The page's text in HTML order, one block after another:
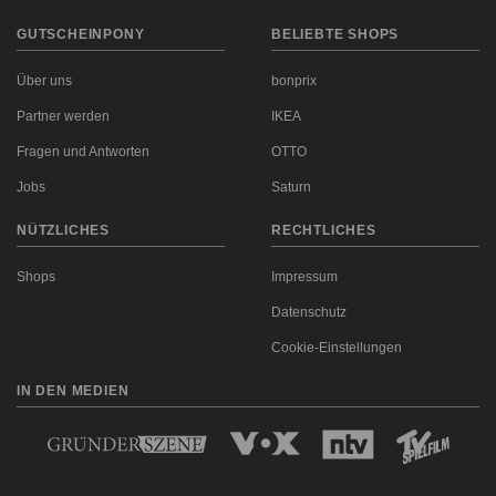
GUTSCHEINPONY
Über uns
Partner werden
Fragen und Antworten
Jobs
BELIEBTE SHOPS
bonprix
IKEA
OTTO
Saturn
NÜTZLICHES
Shops
RECHTLICHES
Impressum
Datenschutz
Cookie-Einstellungen
IN DEN MEDIEN